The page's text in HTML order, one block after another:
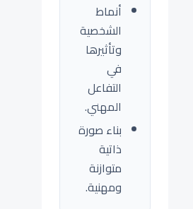
أنماط
الشخصية
وتأثيرها
في
التفاعل
المهني.
بناء صورة
ذاتية
متوازنة
ومهنية.